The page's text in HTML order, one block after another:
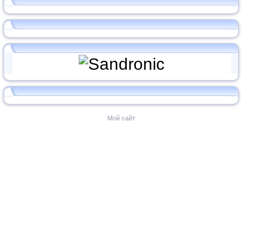
Мой сайт